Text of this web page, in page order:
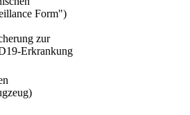
Form")
zur
Erkrankung